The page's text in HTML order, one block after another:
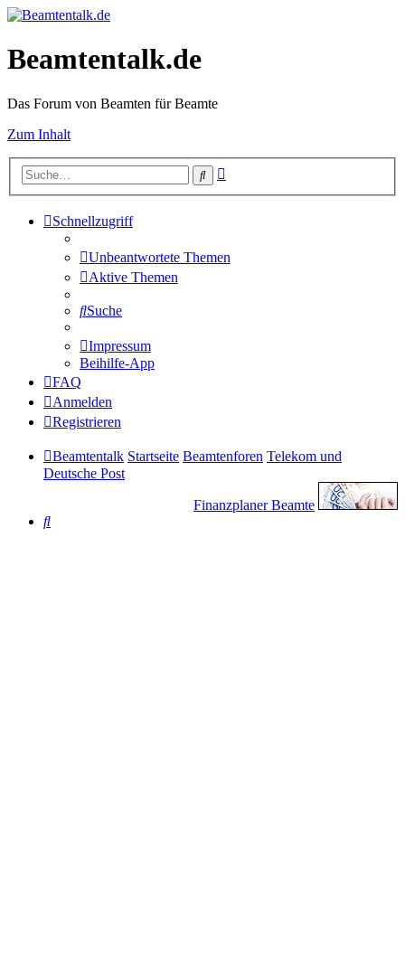
Beamtentalk.de
Das Forum von Beamten für Beamte
Zum Inhalt
Suche
Schnellzugriff
Unbeantwortete Themen
Aktive Themen
Suche
Impressum
Beihilfe-App
FAQ
Anmelden
Registrieren
Beamtentalk Startseite Beamtenforen Telekom und
Deutsche Post
Finanzplaner Beamte
Suche